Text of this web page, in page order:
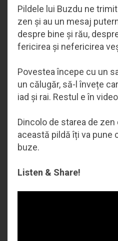
Pildele lui Buzdu ne
zen și au un mesaj
despre bine și rău,
fericirea și nefericirea
Povestea începe cu un
un călugăr, să-l învețe
iad și rai. Restul e în
Dincolo de starea de
această pildă îți va pune
buze.
Listen & Share!